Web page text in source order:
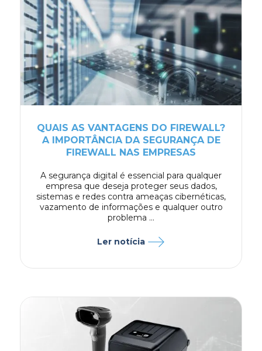
QUAIS AS VANTAGENS DO FIREWALL?
A IMPORTÂNCIA DA SEGURANÇA DE
FIREWALL NAS EMPRESAS
A segurança digital é essencial para qualquer
empresa que deseja proteger seus dados,
sistemas e redes contra ameaças cibernéticas,
vazamento de informações e qualquer outro
problema ...
Ler notícia